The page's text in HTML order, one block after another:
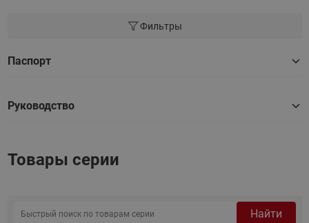
Фильтры
Паспорт
Руководство
Товары серии
Найти